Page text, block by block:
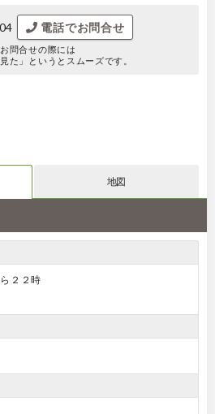
電話でお問合せ
問合せの際には
た」というとスムーズです。
地図
２２時